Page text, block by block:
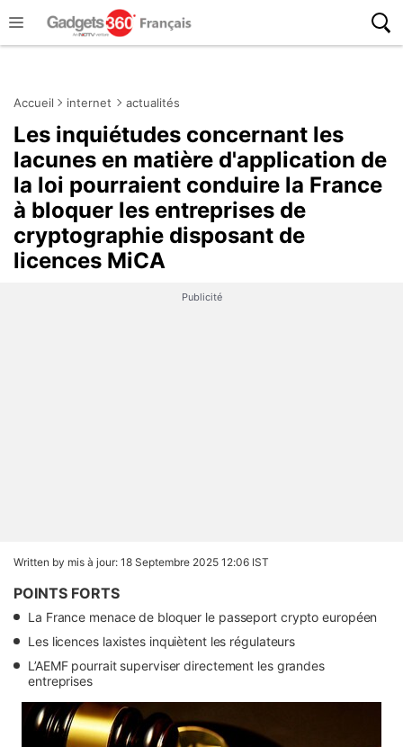
Accueil internet actualités
Les inquiétudes concernant les
lacunes en matière d'application de
la loi pourraient conduire la France
à bloquer les entreprises de
cryptographie disposant de
licences MiCA
Publicité
Written by mis à jour: 18 Septembre 2025 12:06 IST
POINTS FORTS
La France menace de bloquer le passeport crypto européen
Les licences laxistes inquiètent les régulateurs
L’AEMF pourrait superviser directement les grandes
entreprises